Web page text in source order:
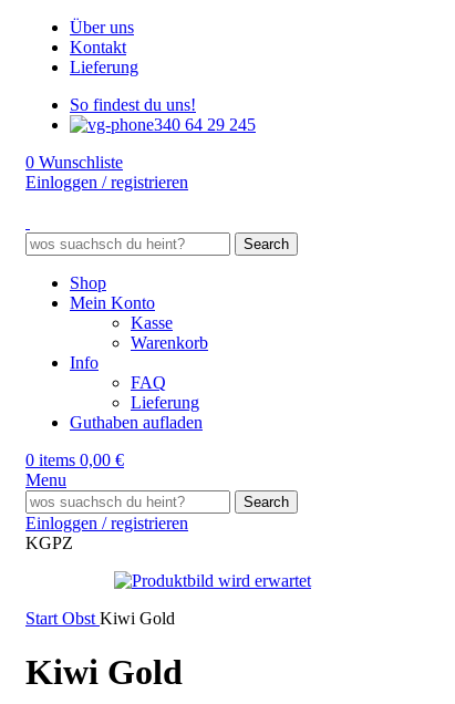
Über uns
Kontakt
Lieferung
So findest du uns!
340 64 29 245
0 Wunschliste
Einloggen / registrieren
Search
Shop
Mein Konto
Kasse
Warenkorb
Info
FAQ
Lieferung
Guthaben aufladen
0 items 0,00 €
Menu
Search
Einloggen / registrieren
KGPZ
Start Obst Kiwi Gold
Kiwi Gold